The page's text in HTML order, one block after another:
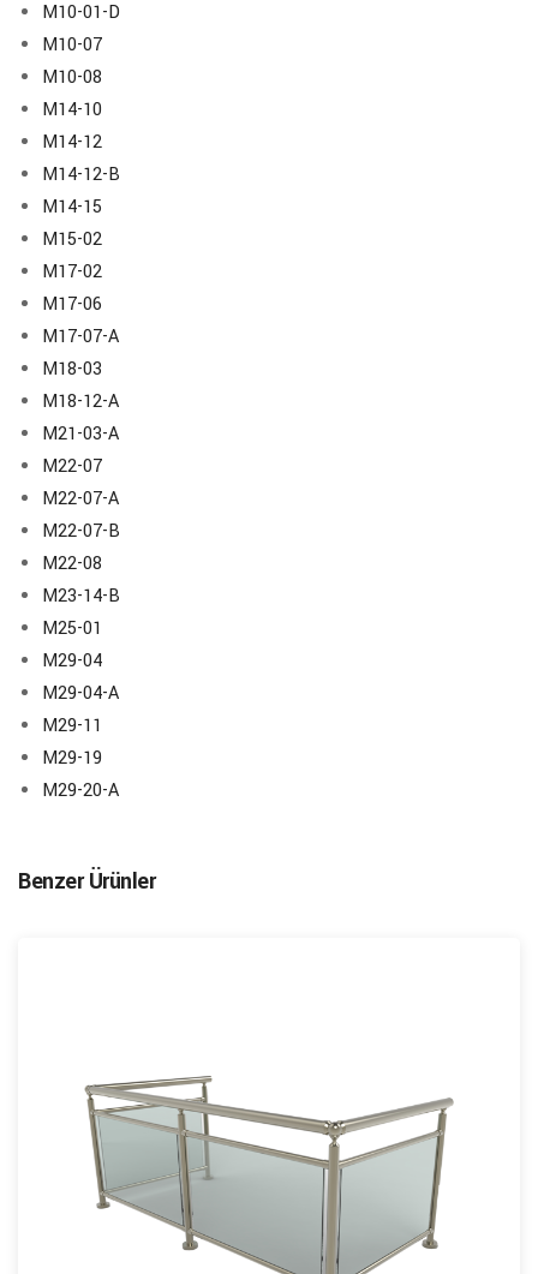
M10-01-D
M10-07
M10-08
M14-10
M14-12
M14-12-B
M14-15
M15-02
M17-02
M17-06
M17-07-A
M18-03
M18-12-A
M21-03-A
M22-07
M22-07-A
M22-07-B
M22-08
M23-14-B
M25-01
M29-04
M29-04-A
M29-11
M29-19
M29-20-A
Benzer Ürünler